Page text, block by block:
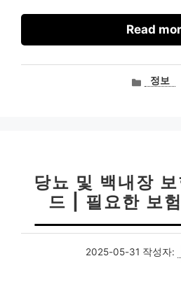
Read
카정보
당뇨 및 백내장 보
드 | 필요한 보
2025-05-31 작성자: